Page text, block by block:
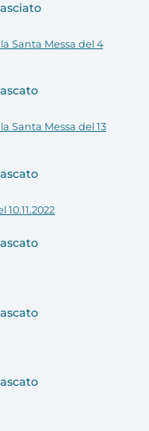
Santa Messa del 4
Santa Messa del 13